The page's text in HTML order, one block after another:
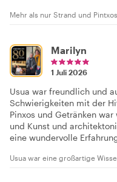
Mehr als nur Strand und
Marilyn
1 Juli 2026
Usua war freundlich und
Schwierigkeiten mit der
Pinxos und Getränken
und Kunst und
eine wundervolle
Usua war eine großartige